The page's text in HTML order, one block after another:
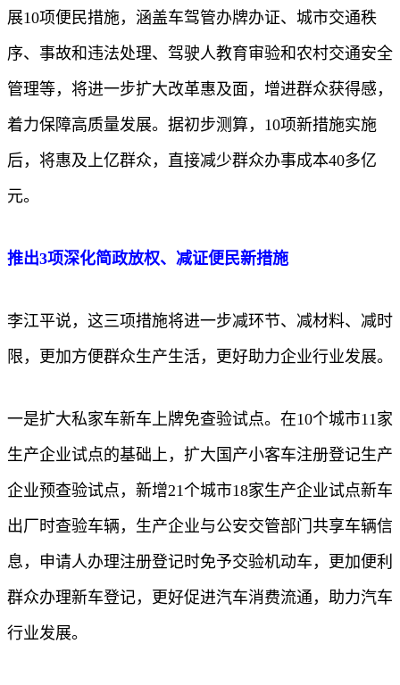
展10项便民措施，涵盖车驾管办牌办证、城市交通秩
序、事故和违法处理、驾驶人教育审验和农村交通安全
管理等，将进一步扩大改革惠及面，增进群众获得感，
着力保障高质量发展。据初步测算，10项新措施实施
后，将惠及上亿群众，直接减少群众办事成本40多亿
元。
推出3项深化简政放权、减证便民新措施
李江平说，这三项措施将进一步减环节、减材料、减时
限，更加方便群众生产生活，更好助力企业行业发展。
一是扩大私家车新车上牌免查验试点。在10个城市11家
生产企业试点的基础上，扩大国产小客车注册登记生产
企业预查验试点，新增21个城市18家生产企业试点新车
出厂时查验车辆，生产企业与公安交管部门共享车辆信
息，申请人办理注册登记时免予交验机动车，更加便利
群众办理新车登记，更好促进汽车消费流通，助力汽车
行业发展。